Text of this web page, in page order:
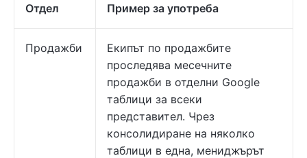
Отдел Пример за употреба
Продажби
Екипът по продажбите
проследява месечните
продажби в отделни Google
таблици за всеки
представител. Чрез
консолидиране на няколко
таблици в една, мениджърът